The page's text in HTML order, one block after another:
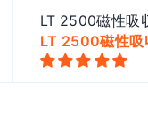
LT 2500磁性吸
LT 2500磁性吸